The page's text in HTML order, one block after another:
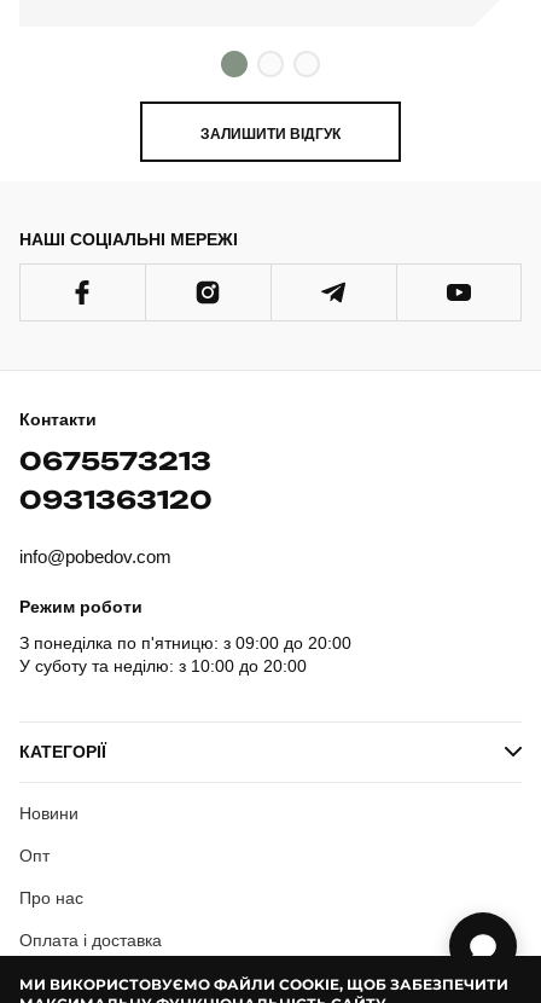
МИ ВИКОРИСТОВУЄМО ФАЙЛИ COOKIE, ЩОБ ЗАБЕЗПЕЧИТИ
ЗАЛИШИТИ ВІДГУК
НАШІ СОЦІАЛЬНІ МЕРЕЖІ
Контакти
0675573213
0931363120
info@pobedov.com
Режим роботи
З понеділка по п'ятницю: з 09:00 до 20:00
У суботу та неділю: з 10:00 до 20:00
КАТЕГОРІЇ
Новини
Опт
Про нас
Оплата і доставка
Користувацька згода